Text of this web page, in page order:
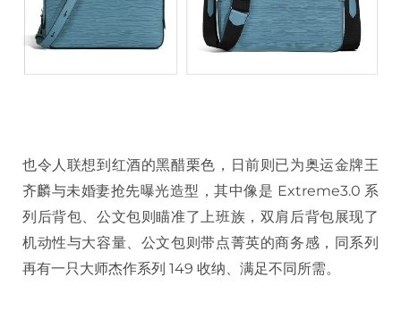
也令人联想到红酒的黑醋栗色，日前则已为奥运金牌王
齐麟与未婚妻抢先曝光造型，其中像是 Extreme3.0 系
列后背包、公文包则瞄准了上班族，双肩后背包展现了
机动性与大容量、公文包则带点菁英的商务感，同系列
再有一只大师杰作系列 149 收纳、满足不同所需。